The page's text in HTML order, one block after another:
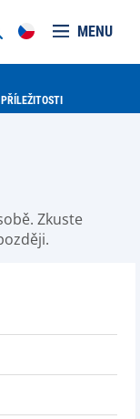
MENU
Zkuste